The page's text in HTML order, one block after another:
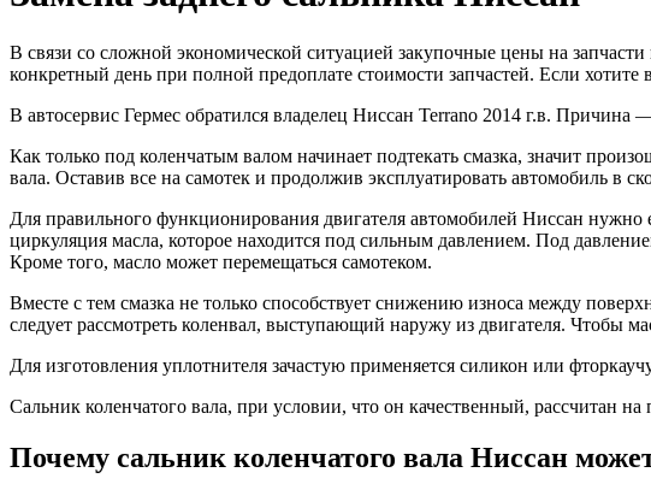
В связи со сложной экономической ситуацией закупочные цены на
конкретный день при полной предоплате стоимости запчастей. Если
В автосервис Гермес обратился владелец Ниссан Terrano 2014 г.в. Причина
Как только под коленчатым валом начинает подтекать смазка, значит
вала. Оставив все на самотек и продолжив эксплуатировать автомобиль в
Для правильного функционирования двигателя автомобилей Ниссан
циркуляция масла, которое находится под сильным давлением. Под
Кроме того, масло может перемещаться самотеком.
Вместе с тем смазка не только способствует снижению износа между
следует рассмотреть коленвал, выступающий наружу из двигателя. Чтобы
Для изготовления уплотнителя зачастую применяется силикон или
Сальник коленчатого вала, при условии, что он качественный, рассчитан
Почему сальник коленчатого вала Ниссан